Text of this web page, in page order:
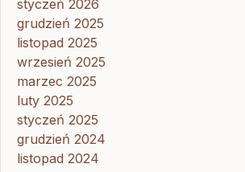
styczeń 2026
grudzień 2025
listopad 2025
wrzesień 2025
marzec 2025
luty 2025
styczeń 2025
grudzień 2024
listopad 2024